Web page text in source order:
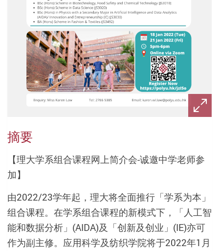
摘要
【理大学系组合课程网上简介会-诚邀中学老师参
加】
由2022/23学年起，理大将全面推行「学系为本」
组合课程。在学系组合课程的新模式下，「人工智
能和数据分析」(AIDA)及「创新及创业」(IE)亦可
作为副主修。应用科学及纺织学院将于2022年1月